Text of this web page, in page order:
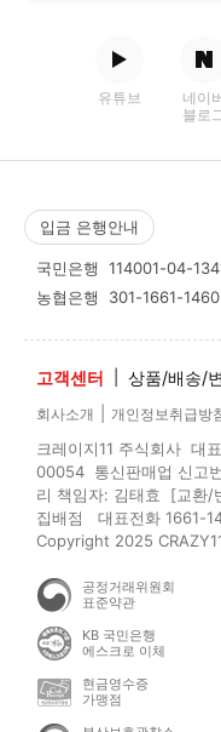
유튜브
네이버
블로
입금 은행안내
국민은행 114001-04-
농협은행 301-1661-
고객센터 상품/배송/
회사소개 개인정보취급방
크레이지11 주식회사 대
00054 통신판매업 신고
리 책임자: 김태효 [교환/
집배점 대표전화 1661-
Copyright 2025
공정거래위원회
표준약관
KB 국민은행
에스크로 이체
현금영수증
가맹점